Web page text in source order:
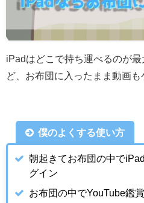
iPadはどこで持ち運べるのが
ど、お布団に入ったまま動画も
僕のよくする使い方
朝起きてお布団の中で
グイン
お布団の中でYouTube鑑賞